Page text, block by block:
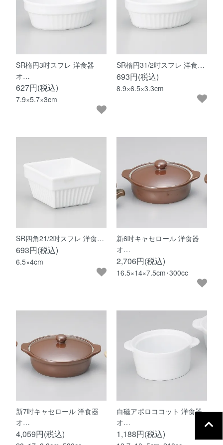
SR楕円3吋スフレ 洋食器
オ…
627円(税込)
7.9×5.7×3cm
SR楕円31/2吋スフレ 洋食…
693円(税込)
8.9×6.5×3.3cm
SR四角21/2吋スフレ 洋食…
693円(税込)
6.5×4cm
新6吋キャセロール 洋食器
オ…
2,706円(税込)
16.5×14×7.5cm･300cc
新7吋キャセロール 洋食器
オ…
4,059円(税込)
白磁アポロココット 洋食器
オ…
1,188円(税込)